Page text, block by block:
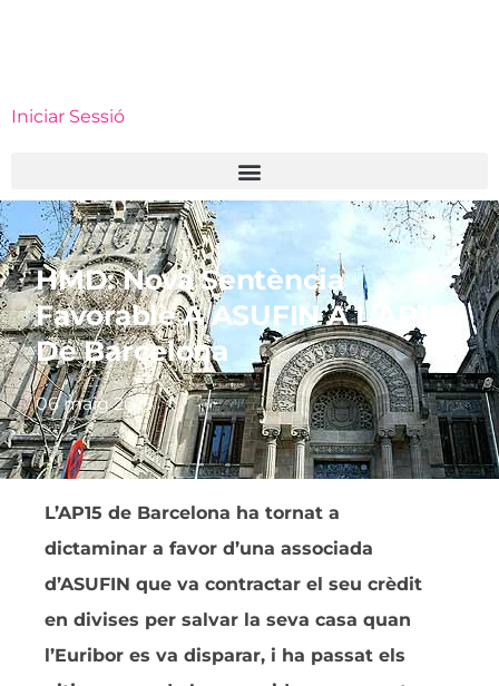
Iniciar Sessió
HMD: Nova Sentència
Favorable A ASUFIN A L’AP15
De Barcelona
06 maig 2019
L’AP15 de Barcelona ha tornat a
dictaminar a favor d’una associada
d’ASUFIN que va contractar el seu crèdit
en divises per salvar la seva casa quan
l’Euribor es va disparar, i ha passat els